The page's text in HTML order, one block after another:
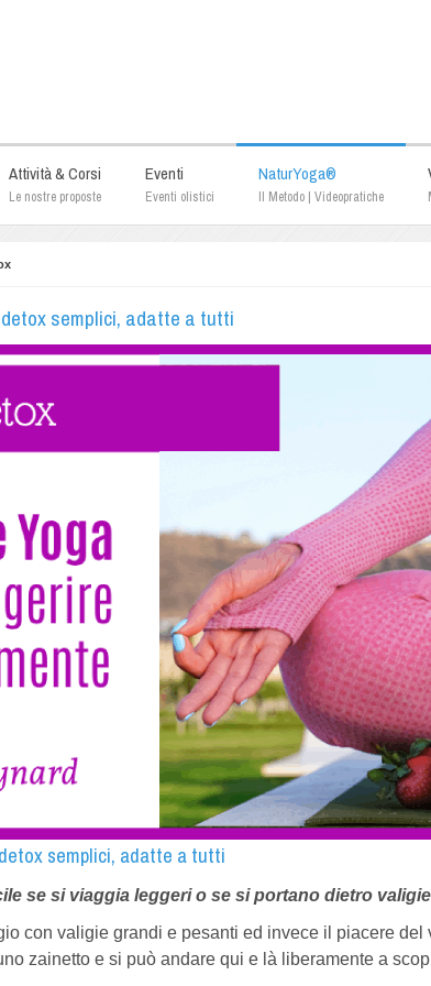
Attività & Corsi
Le nostre proposte
Eventi
Eventi olistici
NaturYoga®
Il Metodo | Videopratiche
semplici, adatte a tutti
semplici, adatte a tutti
se si viaggia leggeri o se si portano dietro
con valigie grandi e pesanti ed invece il piacere del
zainetto e si può andare qui e là liberamente a